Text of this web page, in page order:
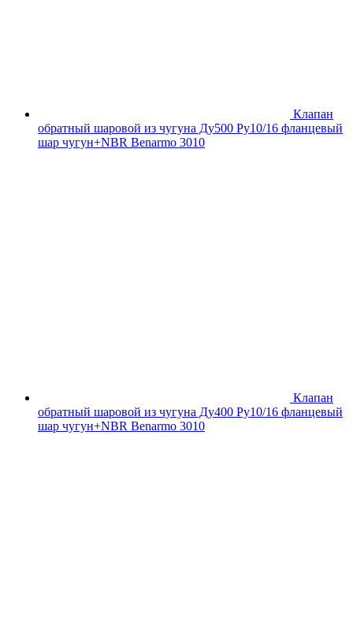
Клапан
обратный шаровой из чугуна Ду500 Ру10/16 фланцевый
шар чугун+NBR Benarmo 3010
Клапан
обратный шаровой из чугуна Ду400 Ру10/16 фланцевый
шар чугун+NBR Benarmo 3010